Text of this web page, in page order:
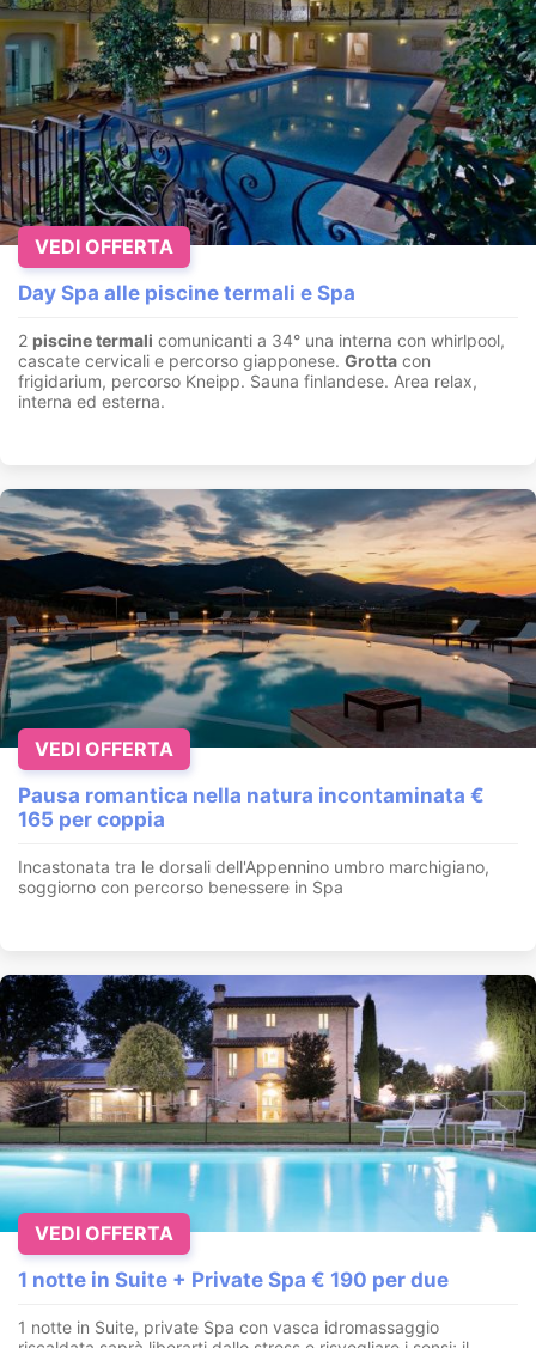
Day Spa alle piscine termali e Spa
2 piscine termali comunicanti a 34° una interna con whirlpool,
cascate cervicali e percorso giapponese. Grotta con
frigidarium, percorso Kneipp. Sauna finlandese. Area relax,
interna ed esterna.
VEDI OFFERTA
Pausa romantica nella natura incontaminata €
165 per coppia
Incastonata tra le dorsali dell'Appennino umbro marchigiano,
soggiorno con percorso benessere in Spa
VEDI OFFERTA
1 notte in Suite + Private Spa € 190 per due
1 notte in Suite, private Spa con vasca idromassaggio
VEDI OFFERTA